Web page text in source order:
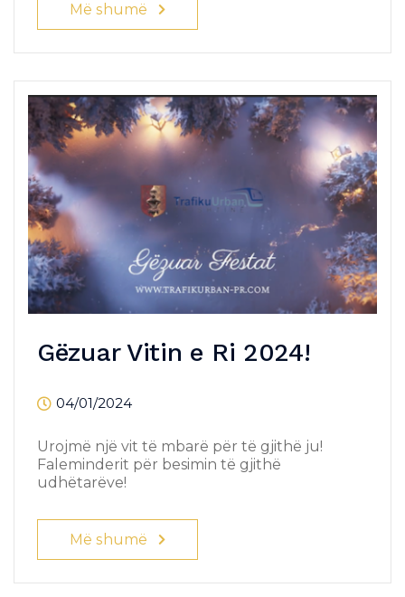
Më shumë
Gëzuar Vitin e Ri 2024!
04/01/2024
Urojmë një vit të mbarë për të gjithë ju!
Faleminderit për besimin të gjithë
udhëtarëve!
Më shumë